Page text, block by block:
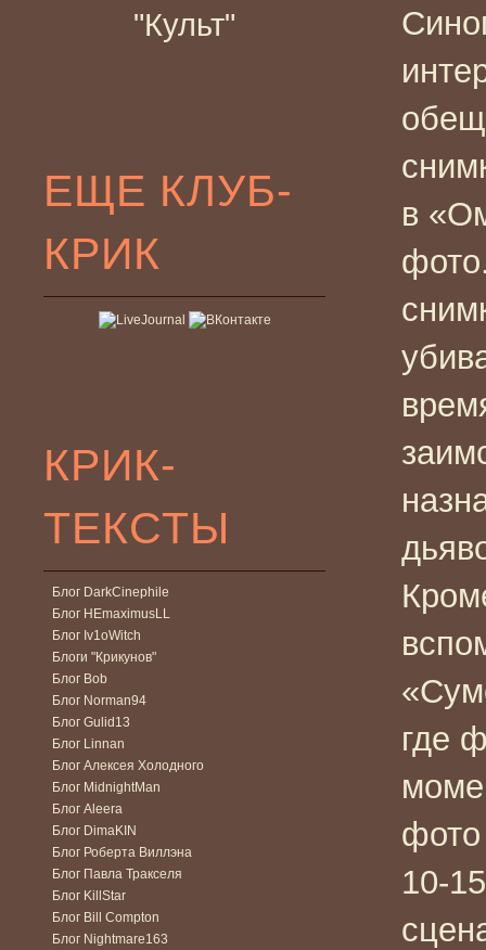
"Культ"
ЕЩЕ КЛУБ-
КРИК
КРИК-
ТЕКСТЫ
Блог DarkCinephile
Блог HEmaximusLL
Блог Iv1oWitch
Блоги "Крикунов"
Блог Bob
Блог Norman94
Блог Gulid13
Блог Linnan
Блог Алексея Холодного
Блог MidnightMan
Блог Aleera
Блог DimaKIN
Блог Роберта Виллэна
Блог Павла Тракселя
Блог KillStar
Блог Bill Compton
Блог Nightmare163
в
где
фото
10-